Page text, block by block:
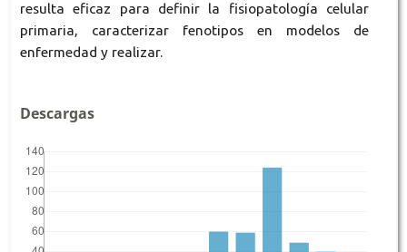
resulta eficaz para definir la fisiopatología celular
primaria, caracterizar fenotipos en modelos de
enfermedad y realizar.
Descargas